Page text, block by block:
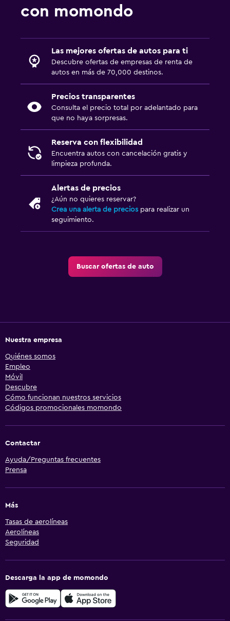
con momondo
Las mejores ofertas de autos para ti
Descubre ofertas de empresas de renta de
autos en más de 70,000 destinos.
Precios transparentes
Consulta el precio total por adelantado para
que no haya sorpresas.
Reserva con flexibilidad
Encuentra autos con cancelación gratis y
limpieza profunda.
Alertas de precios
¿Aún no quieres reservar?
Crea una alerta de precios para realizar un
seguimiento.
Buscar ofertas de auto
Nuestra empresa
Quiénes somos
Empleo
Móvil
Descubre
Cómo funcionan nuestros servicios
Códigos promocionales momondo
Contactar
Ayuda/Preguntas frecuentes
Prensa
Más
Tasas de aerolíneas
Aerolíneas
Seguridad
Descarga la app de momondo